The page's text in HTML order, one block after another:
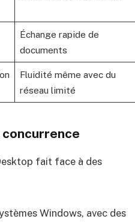
Échange rapide de
documents
Fluidité même avec du
réseau limité
fait face à des
Windows, avec des